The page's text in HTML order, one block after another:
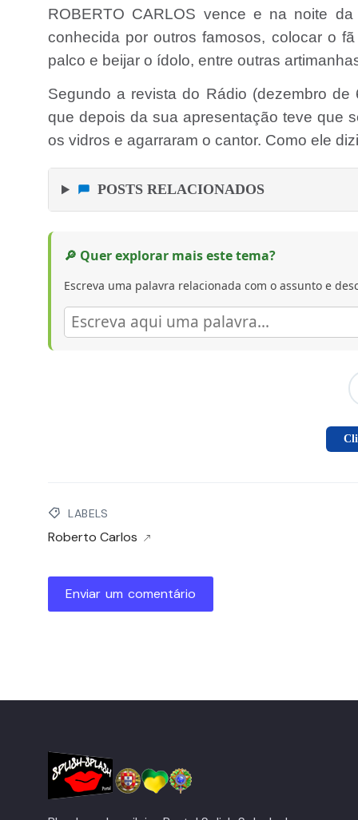
ROBERTO CARLOS vence e na noite
conhecida por outros famosos, colocar o
palco e beijar o ídolo, entre outras
Segundo a revista do Rádio (dezembro
que depois da sua apresentação teve que
os vidros e agarraram o cantor. Como ele
POSTS RELACIONADOS
🔎 Quer explorar mais este tema?
Escreva uma palavra relacionada com o assunto e
LABELS
Roberto Carlos
Enviar um comentário